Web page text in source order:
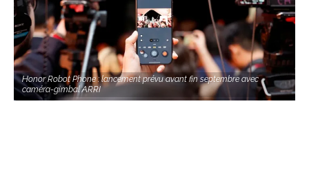
Honor Robot Phone : lancement prévu avant fin septembre avec
caméra-gimbal ARRI